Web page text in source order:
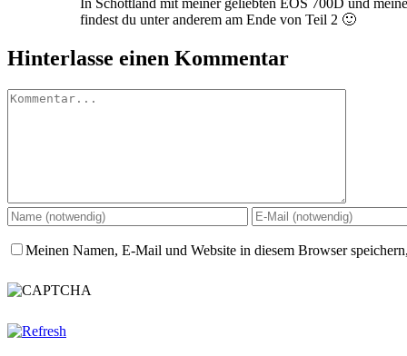
In Schottland mit meiner geliebten EOS 700D und
findest du unter anderem am Ende von Teil 2 🙂
Hinterlasse einen Kommentar
Kommentar
Meinen Namen, E-Mail und Website in diesem Browser